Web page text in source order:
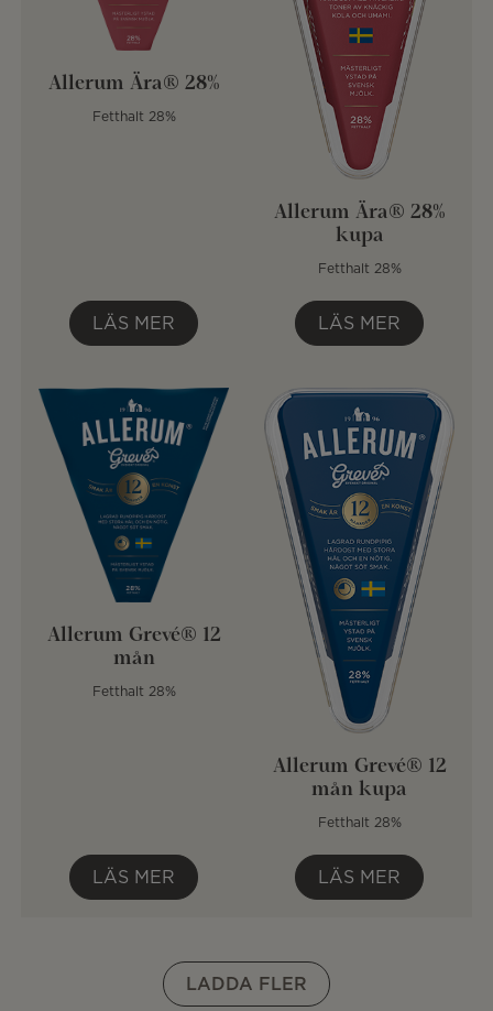
Allerum Ära® 28%
Fetthalt 28%
LÄS MER
Allerum Ära® 28%
kupa
Fetthalt 28%
LÄS MER
Allerum Grevé® 12
mån
Fetthalt 28%
LÄS MER
Allerum Grevé® 12
mån kupa
Fetthalt 28%
LÄS MER
LADDA FLER